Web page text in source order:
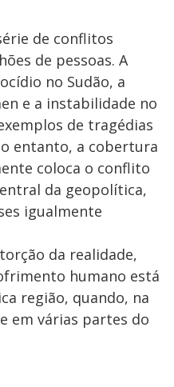
de conflitos
de pessoas. A
no Sudão, a
e a instabilidade no
de tragédias
entanto, a cobertura
coloca o conflito
da geopolítica,
igualmente
da realidade,
humano está
região, quando, na
em várias partes do